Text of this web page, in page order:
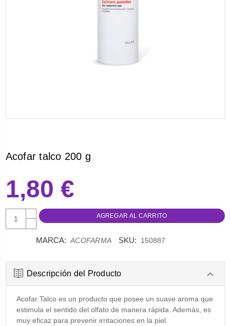
Acofar talco 200 g
1,80 €
AUMENTAR
CANTIDAD:
DISMINUIR
MARCA: ACOFARMA SKU: 150887
Descripción del Producto
Acofar Talco es un producto que posee un suave aroma que
estimula el sentido del olfato de manera rápida. Además, es
muy eficaz para prevenir irritaciones en la piel.